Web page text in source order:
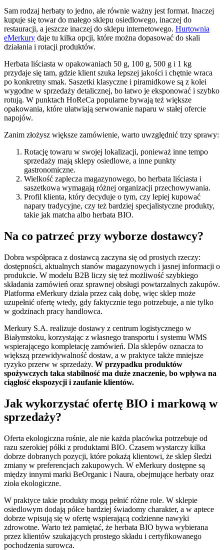
Sam rodzaj herbaty to jedno, ale równie ważny jest format. Inaczej
kupuje się towar do małego sklepu osiedlowego, inaczej do
restauracji, a jeszcze inaczej do sklepu internetowego. Hurtownia
eMerkury daje tu kilka opcji, które można dopasować do skali
działania i rotacji produktów.
Herbata liściasta w opakowaniach 50 g, 100 g, 500 g i 1 kg
przydaje się tam, gdzie klient szuka lepszej jakości i chętnie wraca
po konkretny smak. Saszetki klasyczne i piramidkowe są z kolei
wygodne w sprzedaży detalicznej, bo łatwo je eksponować i szybko
rotują. W punktach HoReCa popularne bywają też większe
opakowania, które ułatwiają serwowanie naparu w stałej ofercie
napojów.
Zanim złożysz większe zamówienie, warto uwzględnić trzy sprawy:
Rotację towaru w swojej lokalizacji, ponieważ inne tempo
sprzedaży mają sklepy osiedlowe, a inne punkty
gastronomiczne.
Wielkość zaplecza magazynowego, bo herbata liściasta i
saszetkowa wymagają różnej organizacji przechowywania.
Profil klienta, który decyduje o tym, czy lepiej kupować
napary tradycyjne, czy też bardziej specjalistyczne produkty,
takie jak matcha albo herbata BIO.
Na co patrzeć przy wyborze dostawcy?
Dobra współpraca z dostawcą zaczyna się od prostych rzeczy:
dostępności, aktualnych stanów magazynowych i jasnej informacji o
produkcie. W modelu B2B liczy się też możliwość szybkiego
składania zamówień oraz sprawnej obsługi powtarzalnych zakupów.
Platforma eMerkury działa przez całą dobę, więc sklep może
uzupełnić ofertę wtedy, gdy faktycznie tego potrzebuje, a nie tylko
w godzinach pracy handlowca.
Merkury S.A. realizuje dostawy z centrum logistycznego w
Białymstoku, korzystając z własnego transportu i systemu WMS
wspierającego kompletację zamówień. Dla sklepów oznacza to
większą przewidywalność dostaw, a w praktyce także mniejsze
ryzyko przerw w sprzedaży. W przypadku produktów
spożywczych taka stabilność ma duże znaczenie, bo wpływa na
ciągłość ekspozycji i zaufanie klientów.
Jak wykorzystać ofertę BIO i markową w
sprzedaży?
Oferta ekologiczna rośnie, ale nie każda placówka potrzebuje od
razu szerokiej półki z produktami BIO. Czasem wystarczy kilka
dobrze dobranych pozycji, które pokażą klientowi, że sklep śledzi
zmiany w preferencjach zakupowych. W eMerkury dostępne są
między innymi marki BeOrganic i Naura, obejmujące herbaty oraz
zioła ekologiczne.
W praktyce takie produkty mogą pełnić różne role. W sklepie
osiedlowym dodają półce bardziej świadomy charakter, a w aptece
dobrze wpisują się w ofertę wspierającą codzienne nawyki
zdrowotne. Warto też pamiętać, że herbata BIO bywa wybierana
przez klientów szukających prostego składu i certyfikowanego
pochodzenia surowca.